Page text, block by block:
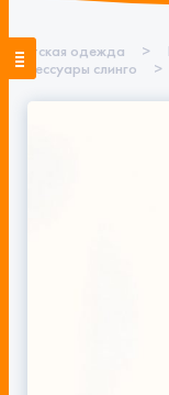
Детская одежда >
Аксессуары слинго
>